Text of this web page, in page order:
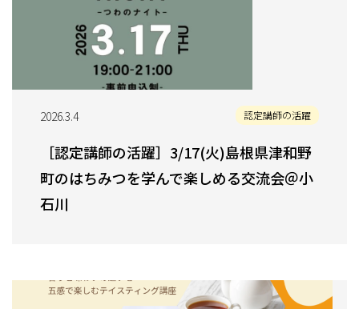
2026.3.4 認定講師の活躍
［認定講師の活躍］3/17(火)島根県津和野
町のはちみつを学んで楽しめる交流会＠小
石川